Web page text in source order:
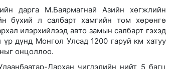
бүрэн хийж, хувийн хэвшил рүү м..
дарга М.Баярмагнай Азийн хөгжлийн
бүхий л салбарт хамгийн том хөрөнгө
илэрхийлээд авто замын салбарт гэхэд
үр дүнд Монгол Улсад 1200 гаруй км хатуу
онцоллоо.
Дархан чиглэлийн нийт 5 багц